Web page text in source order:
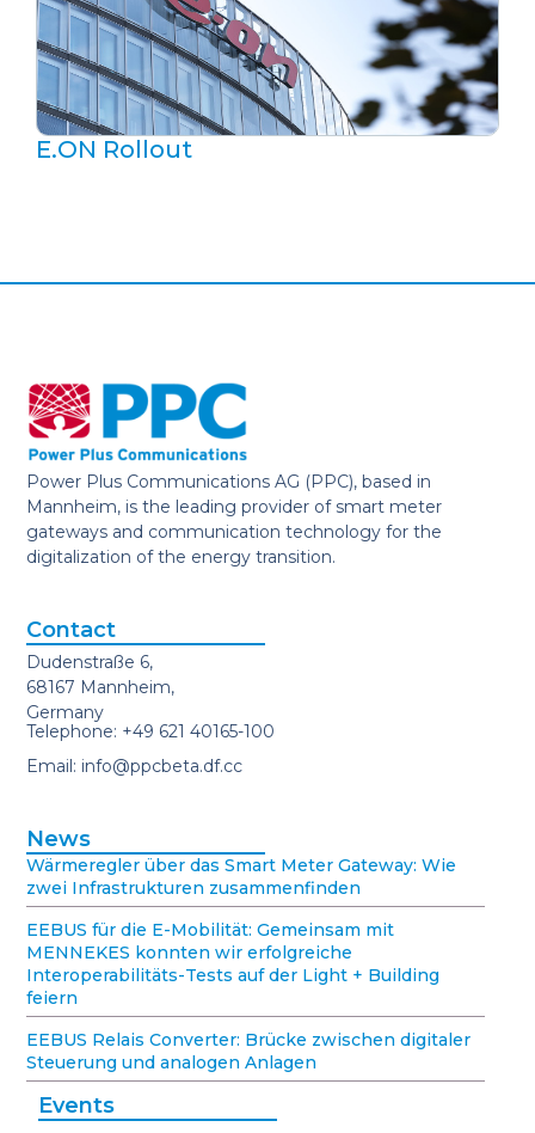
E.ON Rollout
Power Plus Communications AG (PPC), based in
Mannheim, is the leading provider of smart meter
gateways and communication technology for the
digitalization of the energy transition.
News
Wärmeregler über das Smart Meter Gateway: Wie
zwei Infrastrukturen zusammenfinden
EEBUS für die E-Mobilität: Gemeinsam mit
MENNEKES konnten wir erfolgreiche
Interoperabilitäts-Tests auf der Light + Building
feiern
EEBUS Relais Converter: Brücke zwischen digitaler
Steuerung und analogen Anlagen
Events
Contact
Dudenstraße 6,
68167 Mannheim,
Germany
Telephone: +49 621 40165-100
Email: info@ppcbeta.df.cc